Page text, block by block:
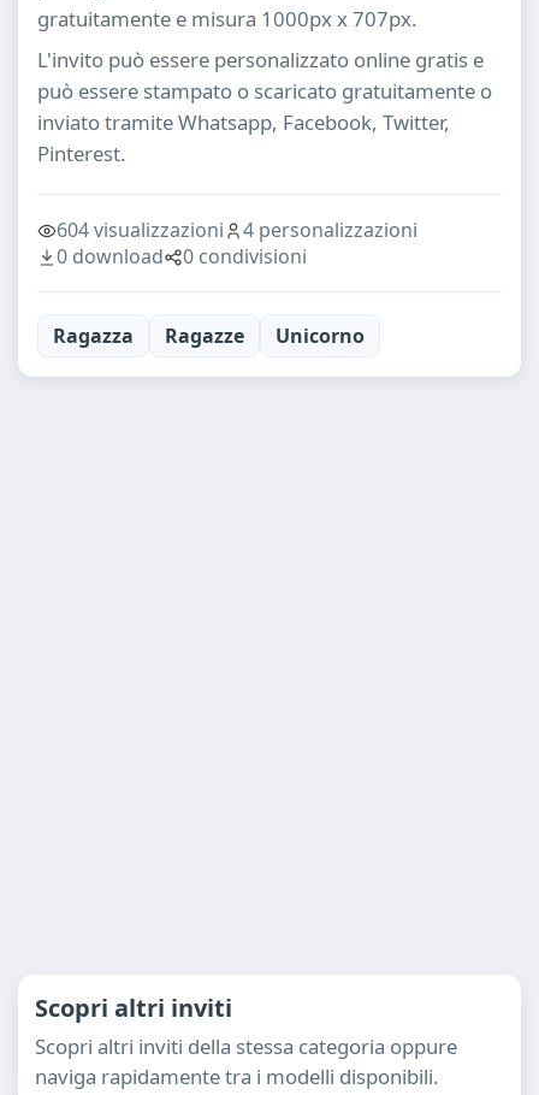
gratuitamente e misura 1000px x 707px.
L'invito può essere personalizzato online gratis e
può essere stampato o scaricato gratuitamente o
inviato tramite Whatsapp, Facebook, Twitter,
Pinterest.
604 visualizzazioni
4 personalizzazioni
0 download
0 condivisioni
Ragazza Ragazze Unicorno
Scopri altri inviti
Scopri altri inviti della stessa categoria oppure
naviga rapidamente tra i modelli disponibili.